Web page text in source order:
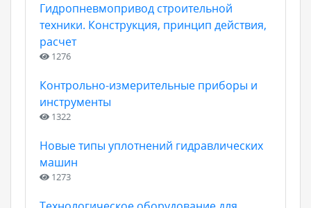
Гидропневмопривод строительной
техники. Конструкция, принцип действия,
расчет
1276
Контрольно-измерительные приборы и
инструменты
1322
Новые типы уплотнений гидравлических
машин
1273